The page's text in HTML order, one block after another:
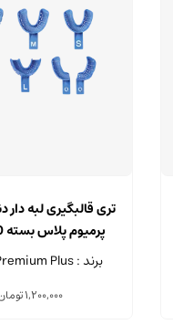
تری قالبگیری لبه دار
پرمیوم پلاس بسته 10 عددی
برند : Premium Plus - چین
1,200,000